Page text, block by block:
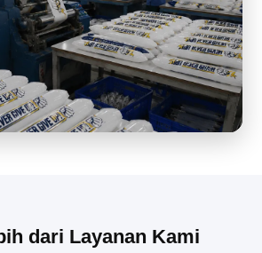
dari Layanan Kami